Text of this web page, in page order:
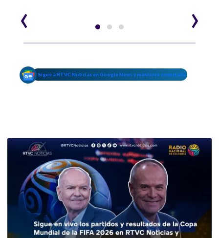
‹ ›
Sigue a RTVC Noticias en Google News y mantente conectado